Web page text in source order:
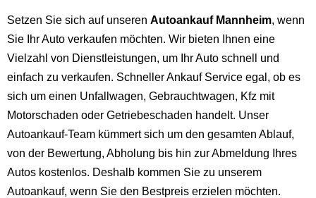
Setzen Sie sich auf unseren Autoankauf Mannheim, wenn
Sie Ihr Auto verkaufen möchten. Wir bieten Ihnen eine
Vielzahl von Dienstleistungen, um Ihr Auto schnell und
einfach zu verkaufen. Schneller Ankauf Service egal, ob es
sich um einen Unfallwagen, Gebrauchtwagen, Kfz mit
Motorschaden oder Getriebeschaden handelt. Unser
Autoankauf-Team kümmert sich um den gesamten Ablauf,
von der Bewertung, Abholung bis hin zur Abmeldung Ihres
Autos kostenlos. Deshalb kommen Sie zu unserem
Autoankauf, wenn Sie den Bestpreis erzielen möchten.